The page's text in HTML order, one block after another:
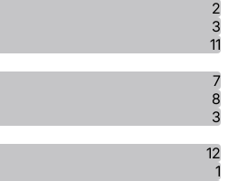
2
3
11
7
8
3
12
1